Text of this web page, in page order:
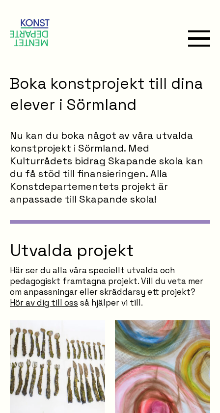
Boka konstprojekt till dina
elever i Sörmland
Nu kan du boka något av våra utvalda
konstprojekt i Sörmland. Med
Kulturrådets bidrag Skapande skola kan
du få stöd till finansieringen. Alla
Konstdepartementets projekt är
anpassade till Skapande skola!
Utvalda projekt
Här ser du alla våra speciellt utvalda och
pedagogiskt framtagna projekt. Vill du veta mer
om anpassningar eller skräddarsy ett projekt?
Hör av dig till oss så hjälper vi till.